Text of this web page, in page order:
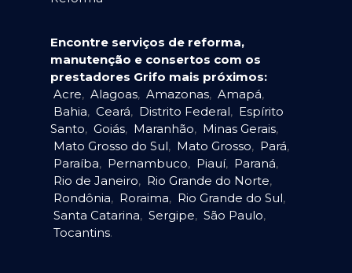
Encontre serviços de reforma,
manutenção e consertos com os
prestadores Grifo mais próximos:
Acre, Alagoas, Amazonas, Amapá,
Bahia, Ceará, Distrito Federal, Espírito
Santo, Goiás, Maranhão, Minas Gerais,
Mato Grosso do Sul, Mato Grosso, Pará,
Paraíba, Pernambuco, Piauí, Paraná,
Rio de Janeiro, Rio Grande do Norte,
Rondônia, Roraima, Rio Grande do Sul,
Santa Catarina, Sergipe, São Paulo,
Tocantins.